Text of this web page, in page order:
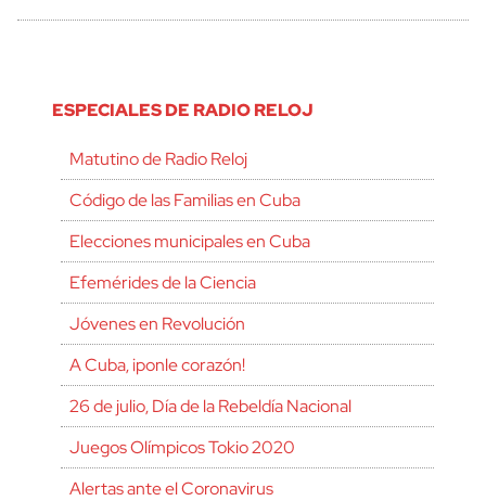
ESPECIALES DE RADIO RELOJ
Matutino de Radio Reloj
Código de las Familias en Cuba
Elecciones municipales en Cuba
Efemérides de la Ciencia
Jóvenes en Revolución
A Cuba, ¡ponle corazón!
26 de julio, Día de la Rebeldía Nacional
Juegos Olímpicos Tokio 2020
Alertas ante el Coronavirus